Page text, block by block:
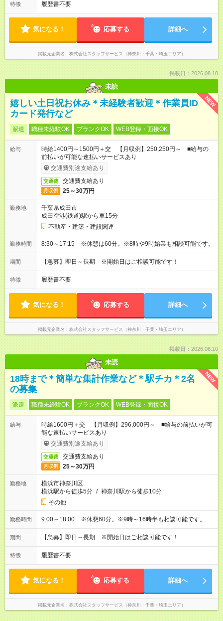
特徴 履歴書不要
気になる！ 応募する 詳細へ
掲載元企業名 株式会社スタッフサービス（神奈川・千葉・埼玉エリア）
掲載日：2026.08.10
未読
NEW
嬉しい土日祝お休み＊未経験者歓迎＊作業員ID
カード発行など
派遣 職種未経験OK ブランクOK WEB登録・面接OK
給与
時給1400円～1500円＋交 【月収例】250,250円～ ■給与の
前払いが可能な速払いサービスあり
交通費別途支給あり
交通費 交通費支給あり
月収例 25～30万円
勤務地
千葉県成田市
成田空港(鉄道)駅から車15分
不動産・建築・建設関連
勤務時間 8:30～17:15 ※休憩は60分。※8時や9時始業も相談可能です。
期間 【急募】即日～長期 ※開始日はご相談可能です！
特徴 履歴書不要
気になる！ 応募する 詳細へ
掲載元企業名 株式会社スタッフサービス（神奈川・千葉・埼玉エリア）
掲載日：2026.08.10
未読
NEW
18時まで＊簡単な集計作業など＊駅チカ＊2名
の募集
派遣 職種未経験OK ブランクOK WEB登録・面接OK
給与
時給1600円＋交 【月収例】296,000円～ ■給与の前払いが可
能な速払いサービスあり
交通費別途支給あり
交通費 交通費支給あり
月収例 25～30万円
勤務地
横浜市神奈川区
横浜駅から徒歩5分 / 神奈川駅から徒歩10分
その他
勤務時間 9:00～18:00 ※休憩60分。※9時～16時半も相談可能です。
期間 【急募】即日～長期 ※開始日はご相談可能です！
特徴 履歴書不要
気になる！ 応募する 詳細へ
掲載元企業名 株式会社スタッフサービス（神奈川・千葉・埼玉エリア）